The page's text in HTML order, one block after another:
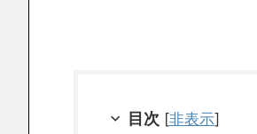
目次 [非表示]